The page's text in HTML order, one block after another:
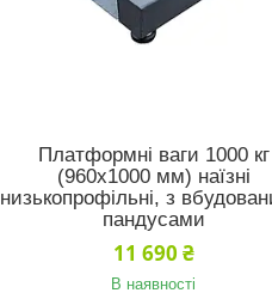
Платформні ваги 1000 кг
(960х1000 мм) наїзні
низькопрофільні, з
пандусами
11 690 ₴
В наявності